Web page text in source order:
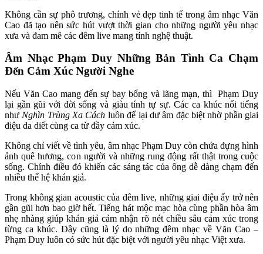
Không cần sự phô trương, chính vẻ đẹp tinh tế trong âm nhạc Văn
Cao đã tạo nên sức hút vượt thời gian cho những người yêu nhạc
xưa và đam mê các đêm live mang tính nghệ thuật.
Âm Nhạc Phạm Duy Những Bản Tình Ca Chạm
Đến Cảm Xúc Người Nghe
Nếu Văn Cao mang đến sự bay bổng và lãng mạn, thì  Phạm Duy
lại gần gũi với đời sống và giàu tính tự sự. Các ca khúc nổi tiếng
như Nghìn Trùng Xa Cách luôn để lại dư âm đặc biệt nhờ phần giai
điệu da diết cùng ca từ đầy cảm xúc.
Không chỉ viết về tình yêu, âm nhạc Phạm Duy còn chứa đựng hình
ảnh quê hương, con người và những rung động rất thật trong cuộc
sống. Chính điều đó khiến các sáng tác của ông dễ dàng chạm đến
nhiều thế hệ khán giả.
Trong không gian acoustic của đêm live, những giai điệu ấy trở nên
gần gũi hơn bao giờ hết. Tiếng hát mộc mạc hòa cùng phần hòa âm
nhẹ nhàng giúp khán giả cảm nhận rõ nét chiều sâu cảm xúc trong
từng ca khúc. Đây cũng là lý do những đêm nhạc về Văn Cao –
Phạm Duy luôn có sức hút đặc biệt với người yêu nhạc Việt xưa.